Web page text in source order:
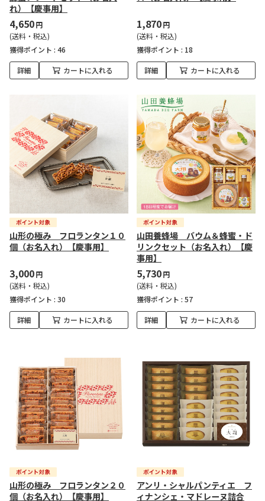
れ）【慶事用】
4,650円
(送料・税込)
獲得ポイント : 46
詳細 カートに入れる
1,870円
(送料・税込)
獲得ポイント : 18
詳細 カートに入れる
山形の極み フロランタン１０
個（お名入れ）【慶事用】
3,000円
(送料・税込)
獲得ポイント : 30
詳細 カートに入れる
山田養蜂場 バウム＆蜂蜜・ド
リンクセット（お名入れ）【慶
事用】
5,730円
(送料・税込)
獲得ポイント : 57
詳細 カートに入れる
山形の極み フロランタン２０
個（お名入れ）【慶事用】
アンリ・シャルパンティエ フ
ィナンシェ・マドレーヌ詰合